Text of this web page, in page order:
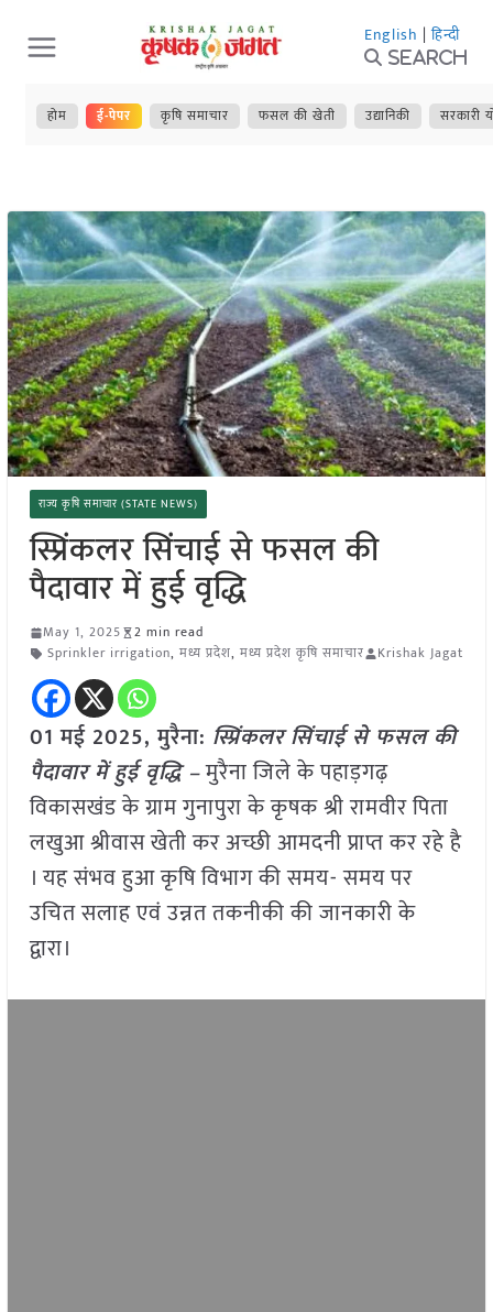
Skip
to
content
English | हिन्दी
Search
होम ई-पेपर कृषि समाचार फसल की खेती उद्यानिकी सरकारी
राज्य कृषि समाचार (STATE NEWS)
स्प्रिंकलर सिंचाई से फसल की
पैदावार में हुई वृद्धि
May 1, 2025
2 min read
Sprinkler irrigation, मध्य प्रदेश, मध्य प्रदेश कृषि समाचार Krishak Jagat
01 मई 2025,मुरैना: स्प्रिंकलर सिंचाई से फसल की
पैदावार में हुई वृद्धि –मुरैना जिले के पहाड़गढ़
विकासखंड के ग्राम गुनापुरा के कृषक श्री रामवीर पिता
लखुआ श्रीवास खेती कर अच्छी आमदनी प्राप्त कर रहे है
। यह संभव हुआ कृषि विभाग की समय- समय पर
उचित सलाह एवं उन्नत तकनीकी की जानकारी के
द्वारा।